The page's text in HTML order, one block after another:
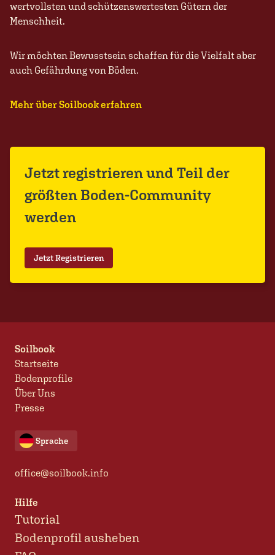
wertvollsten und schützenswertesten Gütern der
Menschheit.
Wir möchten Bewusstsein schaffen für die Vielfalt aber
auch Gefährdung von Böden.
Mehr über Soilbook erfahren
Jetzt registrieren und Teil der
größten Boden-Community
werden
Jetzt Registrieren
Soilbook
Startseite
Bodenprofile
Über Uns
Presse
Sprache
office@soilbook.info
Hilfe
Tutorial
Bodenprofil ausheben